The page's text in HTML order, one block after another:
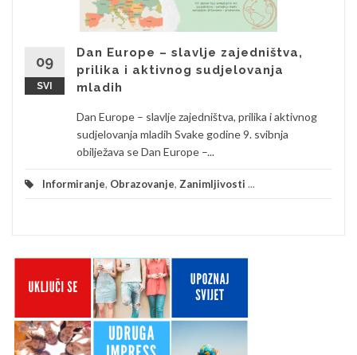
09
SVI
Dan Europe – slavlje zajedništva,
prilika i aktivnog sudjelovanja
mladih
Dan Europe – slavlje zajedništva, prilika i aktivnog
sudjelovanja mladih Svake godine 9. svibnja
obilježava se Dan Europe –...
Informiranje, Obrazovanje, Zanimljivosti ...